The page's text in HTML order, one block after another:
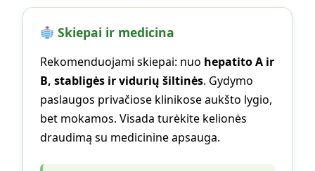
Skiepai ir medicina
Rekomenduojami skiepai: nuo hepatito A ir
B, stabligės ir vidurių šiltinės. Gydymo
paslaugos privačiose klinikose aukšto lygio,
bet mokamos. Visada turėkite kelionės
draudimą su medicinine apsauga.